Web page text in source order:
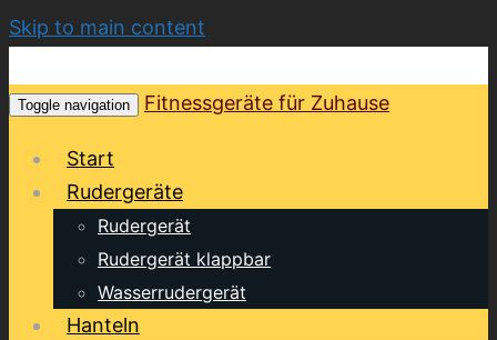
Skip to main content
Toggle navigation Fitnessgeräte für Zuhause
Start
Rudergeräte
Rudergerät
Rudergerät klappbar
Wasserrudergerät
Hanteln